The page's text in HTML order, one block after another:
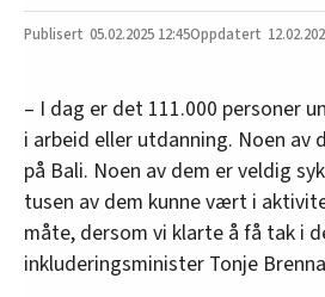
05.02.2025 12:45
– I dag er det 111.000 personer
i arbeid eller utdanning. Noen av
på Bali. Noen av dem er veldig
tusen av dem kunne vært i
måte, dersom vi klarte å få tak i
inkluderingsminister Tonje